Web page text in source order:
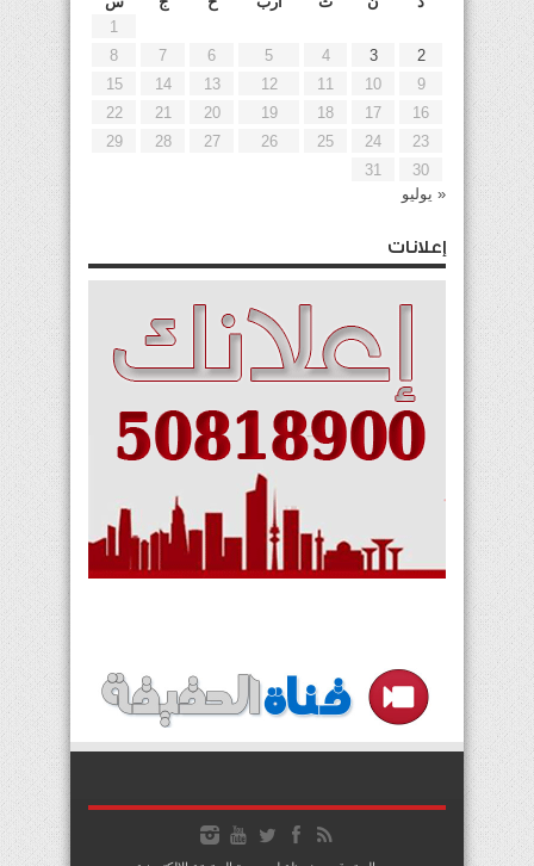
1
2
3
4
5
6
7
8
9
10
11
12
13
14
15
16
17
18
19
20
21
22
23
24
25
26
27
28
29
30
31
« يوليو
إعلانات